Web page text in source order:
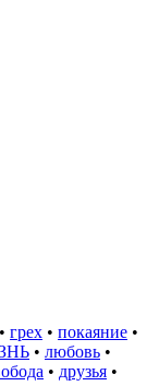
• грех • покаяние •
• любовь •
• друзья •